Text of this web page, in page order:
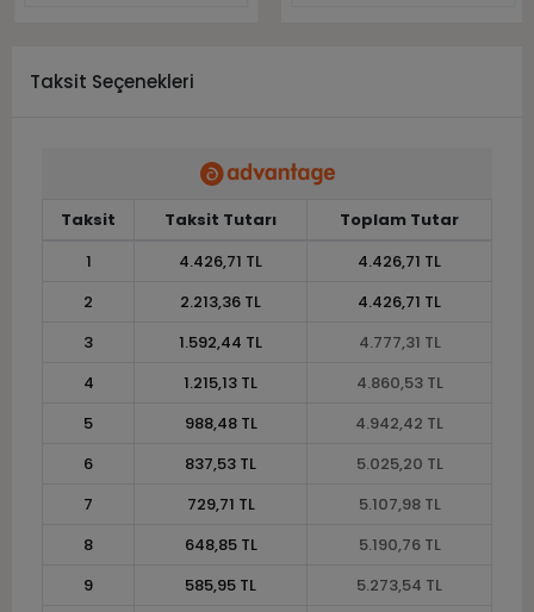
Taksit Seçenekleri
Taksit Taksit Tutarı
Toplam Tutar
1
4.426,71 TL
4.426,71 TL
2
2.213,36 TL
4.426,71 TL
3
1.592,44 TL
4.777,31 TL
4
1.215,13 TL
4.860,53 TL
5
988,48 TL
4.942,42 TL
6
837,53 TL
5.025,20 TL
7
729,71 TL
5.107,98 TL
8
648,85 TL
5.190,76 TL
9
585,95 TL
5.273,54 TL